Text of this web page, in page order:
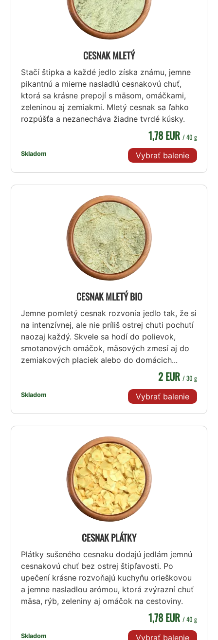
CESNAK MLETÝ
Stačí štipka a každé jedlo získa známu, jemne
pikantnú a mierne nasladlú cesnakovú chuť,
ktorá sa krásne prepojí s mäsom, omáčkami,
zeleninou aj zemiakmi. Mletý cesnak sa ľahko
rozpúšťa a nezanecháva žiadne tvrdé kúsky.
Skladom
1,78 EUR / 40 g
Vybrať balenie
CESNAK MLETÝ BIO
Jemne pomletý cesnak rozvonia jedlo tak, že si
na intenzívnej, ale nie príliš ostrej chuti pochutí
naozaj každý. Skvele sa hodí do polievok,
smotanových omáčok, mäsových zmesí aj do
zemiakových placiek alebo do domácich...
Skladom
2 EUR / 30 g
Vybrať balenie
CESNAK PLÁTKY
Plátky sušeného cesnaku dodajú jedlám jemnú
cesnakovú chuť bez ostrej štipľavosti. Po
upečení krásne rozvoňajú kuchyňu orieškovou
a jemne nasladlou arómou, ktorá zvýrazní chuť
mäsa, rýb, zeleniny aj omáčok na cestoviny.
Skladom
1,78 EUR / 40 g
Vybrať balenie